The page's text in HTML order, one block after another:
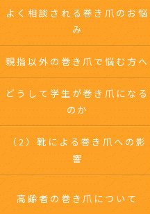
よく相談される巻き爪のお悩
み
親指以外の巻き爪で悩む方へ
どうして学生が巻き爪になる
のか
（2）靴による巻き爪への影
響
高齢者の巻き爪について